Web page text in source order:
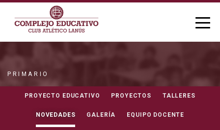
PRIMARIO
NOVEDADES
PROYECTO EDUCATIVO PROYECTOS TALLERES
NOVEDADES GALERÍA EQUIPO DOCENTE